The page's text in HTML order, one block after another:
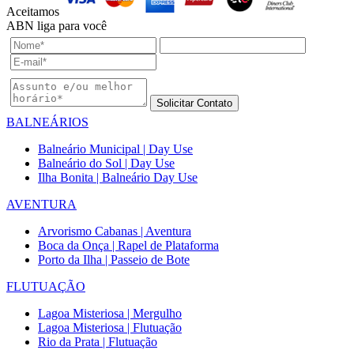
Aceitamos
ABN liga para você
Solicitar Contato
BALNEÁRIOS
Balneário Municipal | Day Use
Balneário do Sol | Day Use
Ilha Bonita | Balneário Day Use
AVENTURA
Arvorismo Cabanas | Aventura
Boca da Onça | Rapel de Plataforma
Porto da Ilha | Passeio de Bote
FLUTUAÇÃO
Lagoa Misteriosa | Mergulho
Lagoa Misteriosa | Flutuação
Rio da Prata | Flutuação